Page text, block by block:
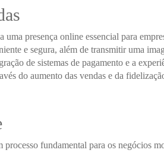
presença online essencial para
e segura, além de transmitir uma
de sistemas de pagamento e a
do aumento das vendas e da
fundamental para os negócios